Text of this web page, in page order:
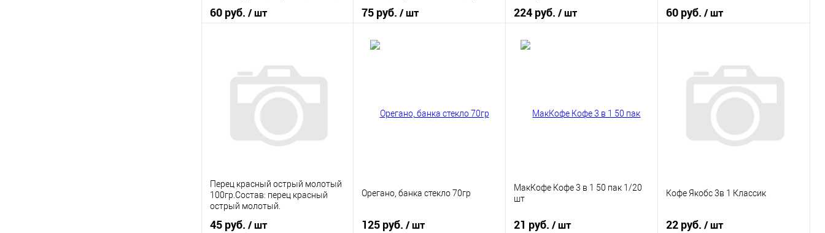
60 руб. / шт
Купить в 1 клик
К сравнению
В избранное
В наличии
75 руб. / шт 224 руб. / шт 60 руб. / шт
Купить в 1 клик
К сравнению
В избранное
В наличии
Перец красный острый молотый
100гр.Состав: перец красный
острый молотый.
45 руб. / шт
Орегано, банка стекло 70гр
125 руб. / шт
МакКофе Кофе 3 в 1 50 пак 1/20
шт
21 руб. / шт
Кофе Якобс 3в 1 Классик
22 руб. / шт